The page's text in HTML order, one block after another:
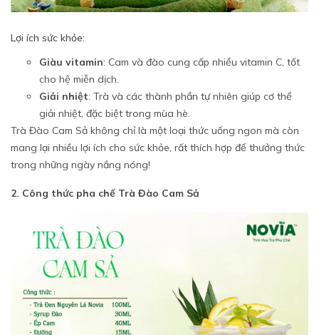
Lợi ích sức khỏe:
Giàu vitamin: Cam và đào cung cấp nhiều vitamin C, tốt
cho hệ miễn dịch.
Giải nhiệt: Trà và các thành phần tự nhiên giúp cơ thể
giải nhiệt, đặc biệt trong mùa hè.
Trà Đào Cam Sả không chỉ là một loại thức uống ngon mà còn
mang lại nhiều lợi ích cho sức khỏe, rất thích hợp để thưởng thức
trong những ngày nắng nóng!
2. Công thức pha chế Trà Đào Cam Sả